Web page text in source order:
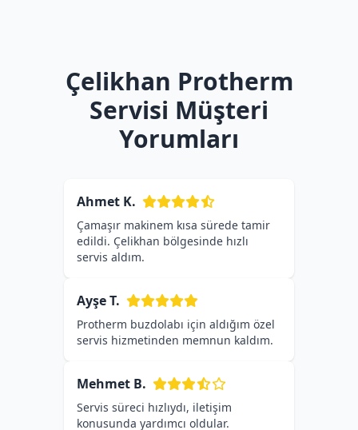
Çelikhan Protherm
Servisi Müşteri
Yorumları
Ahmet K.
Çamaşır makinem kısa sürede tamir
edildi. Çelikhan bölgesinde hızlı
servis aldım.
Ayşe T.
Protherm buzdolabı için aldığım özel
servis hizmetinden memnun kaldım.
Mehmet B.
Servis süreci hızlıydı, iletişim
konusunda yardımcı oldular.